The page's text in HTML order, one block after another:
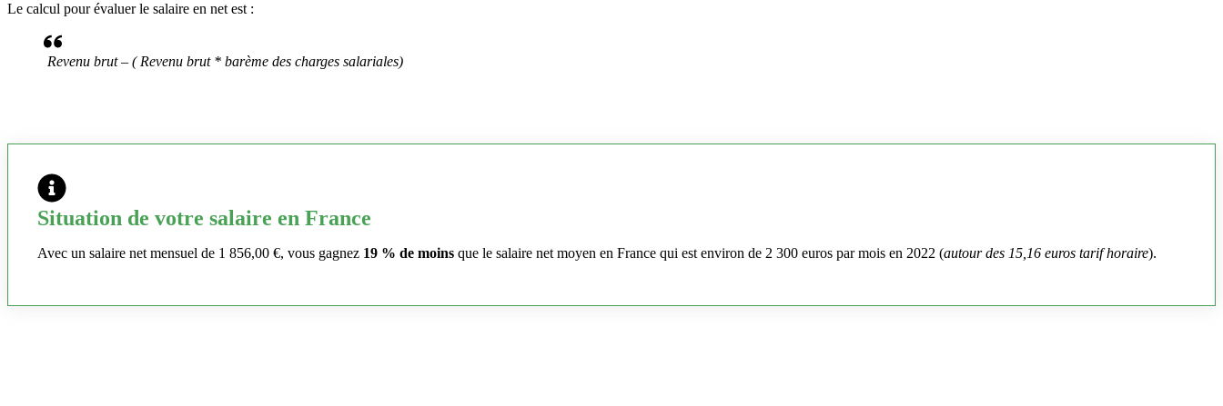
Le calcul pour évaluer le salaire en net est :
Revenu brut – ( Revenu brut * barème des charges salariales)
Situation de votre salaire en France
Avec un salaire net mensuel de 1 856,00 €, vous gagnez 19 % de moins que le salaire net moyen en France qui est environ de 2 300 euros par mois en 2022 (autour des 15,16 euros tarif horaire).